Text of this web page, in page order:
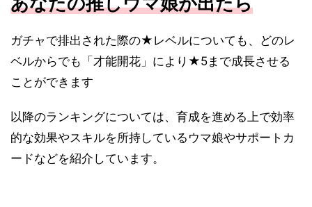
ガチャで排出された際の★レベルについても、どのレ
ベルからでも「才能開花」により★5まで成長させる
ことができます
以降のランキングについては、育成を進める上で効率
的な効果やスキルを所持しているウマ娘やサポートカ
ードなどを紹介しています。